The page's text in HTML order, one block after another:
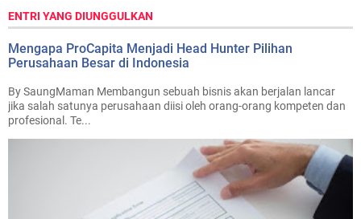
ENTRI YANG DIUNGGULKAN
Mengapa ProCapita Menjadi Head Hunter Pilihan
Perusahaan Besar di Indonesia
By SaungMaman Membangun sebuah bisnis akan berjalan lancar
jika salah satunya perusahaan diisi oleh orang-orang kompeten dan
profesional. Te...